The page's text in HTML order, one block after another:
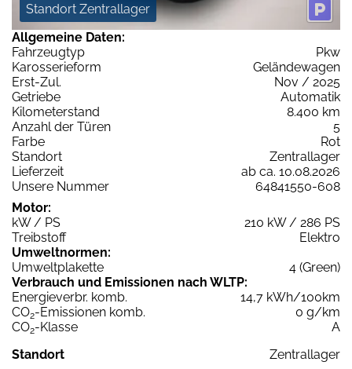
Standort Zentrallager
Allgemeine Daten:
Fahrzeugtyp
Pkw
Karosserieform
Geländewagen
Erst-Zul.
Nov / 2025
Getriebe
Automatik
Kilometerstand
8.400 km
Anzahl der Türen
5
Farbe
Rot
Standort
Zentrallager
Lieferzeit
ab ca. 10.08.2026
Unsere Nummer
64841550-608
Motor:
kW / PS
210 kW / 286 PS
Treibstoff
Elektro
Umweltnormen:
Umweltplakette
4 (Green)
Verbrauch und Emissionen nach WLTP:
Energieverbr. komb.
14,7 kWh/100km
CO2-Emissionen komb.
0 g/km
CO2-Klasse
A
Standort
Zentrallager